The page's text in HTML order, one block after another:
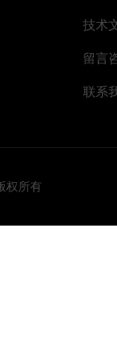
技术
留言
联系
权所有